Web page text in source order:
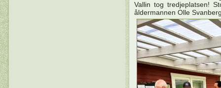
Vallin tog tredjeplatsen!
åldermannen Olle